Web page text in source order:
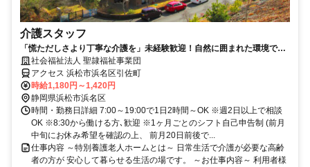
介護スタッフ
「慌ただしさより丁寧な介護を」未経験歓迎！自然に囲まれた環境で、
週2日・2h～OK！ご家庭との両立も可能
社会福祉法人 聖隷福祉事業団
アクセス 浜松市浜名区引佐町
時給1,180円～1,420円
静岡県浜松市浜名区
時間・勤務日詳細 7:00～19:00で1日2時間～OK ※週2日以上で相談
OK ※8:30から働ける方､歓迎 ※1ヶ月ごとのシフト自己申告制 (前月
中旬にお休み希望を確認の上、 前月20日前後で...
仕事内容 ～特別養護老人ホームとは～ 日常生活で介護が必要な高齢
者の方が 安心して暮らせる生活の場です。 ～お仕事内容～ 利用者様